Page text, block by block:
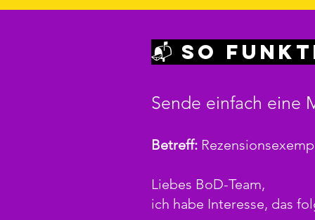
📬 So
Sende einfach eine
Betreff:
Liebes BoD-Team,
ich habe Interesse, das